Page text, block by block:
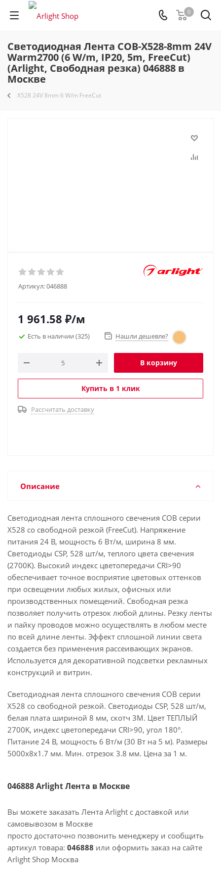
0
Светодиодная Лента COB-X528-8mm 24V
Warm2700 (6 W/m, IP20, 5m, FreeCut)
(Arlight, Свободная резка) 046888 в
Москве
X528 24V 8mm 6 W/m FreeCut
Артикул:046888
1 961.58 ₽/м
Есть в наличии (325) Нашли дешевле?
В корзину
Купить в 1 клик
Рассчитать доставку
Описание
Светодиодная лента сплошного свечения COB серии
X528 со свободной резкой (FreeCut). Напряжение
питания 24 В, мощность 6 Вт/м, ширина 8 мм.
Светодиоды CSP, 528 шт/м, теплого цвета свечения
(2700K). Высокий индекс цветопередачи CRI>90
обеспечивает точное восприятие цветовых оттенков
при освещении любых жилых, офисных или
производственных помещений. Свободная резка
позволяет получить отрезок любой длины. Резку ленты
и пайку проводов можно осуществлять в любом месте
по всей длине ленты. Эффект сплошной линии света
создается без применения рассеивающих экранов.
Используется для декоративной подсветки рекламных
конструкций и витрин.
Светодиодная лента сплошного свечения COB серии
X528 со свободной резкой. Светодиоды CSP, 528 шт/м,
белая плата шириной 8 мм, скотч 3M. Цвет ТЕПЛЫЙ
2700K, индекс цветопередачи CRI>90, угол 180°.
Питание 24 В, мощность 6 Вт/м (30 Вт на 5 м). Размеры
5000х8х1.7 мм. Мин. отрезок 3.8 мм. Цена за 1 м.
046888 Arlight Лента в Москве
Вы можете заказать Лента Arlight с доставкой или
самовывозом в Москве
просто достаточно позвонить менеджеру и сообщить
артикул товара: 046888 или оформить заказ на сайте
Arlight Shop Москва